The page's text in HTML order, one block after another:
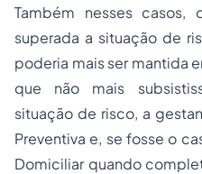
Também nesses casos,
superada a situação de
poderia mais ser mantida
que não mais
situação de risco, a
Preventiva e, se fosse o
Domiciliar quando